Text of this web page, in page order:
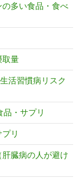
多い食品・食べ
取量
活習慣病リスク
・サプリ
リ
臓病の人が避け